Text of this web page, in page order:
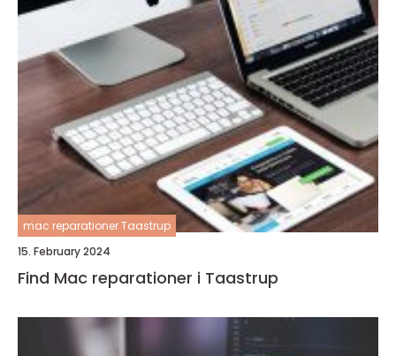
mac reparationer Taastrup
15. February 2024
Find Mac reparationer i Taastrup